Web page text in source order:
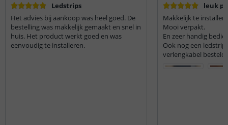
Ledstrips
Het advies bij aankoop was heel goed. De
bestelling was makkelijk gemaakt en snel in
huis. Het product werkt goed en was
eenvoudig te installeren.
leuk
Makkelijk te
Mooi verpakt.
En zeer handig
Ook nog een
verlengkabel besteld